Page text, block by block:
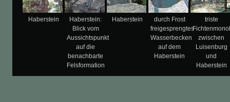
Haberstein
Haberstein:
Blick vom
Aussichtspunkt
auf die
benachbarte
Felsformation
Haberstein
durch Frost
freigesprengtes
Wasserbecken
auf dem
Haberstein
triste
zwischen
Luisenburg
und
Haberstein